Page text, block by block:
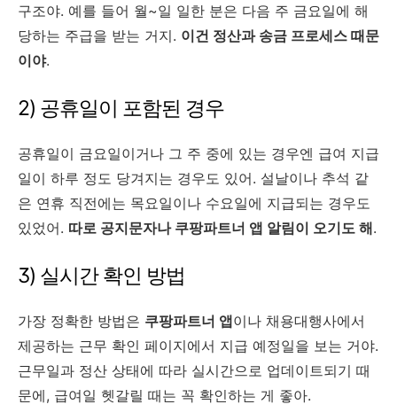
구조야. 예를 들어 월~일 일한 분은 다음 주 금요일에 해
당하는 주급을 받는 거지. 이건 정산과 송금 프로세스 때문
이야.
2) 공휴일이 포함된 경우
공휴일이 금요일이거나 그 주 중에 있는 경우엔 급여 지급
일이 하루 정도 당겨지는 경우도 있어. 설날이나 추석 같
은 연휴 직전에는 목요일이나 수요일에 지급되는 경우도
있었어. 따로 공지문자나 쿠팡파트너 앱 알림이 오기도 해.
3) 실시간 확인 방법
가장 정확한 방법은 쿠팡파트너 앱이나 채용대행사에서
제공하는 근무 확인 페이지에서 지급 예정일을 보는 거야.
근무일과 정산 상태에 따라 실시간으로 업데이트되기 때
문에, 급여일 헷갈릴 때는 꼭 확인하는 게 좋아.